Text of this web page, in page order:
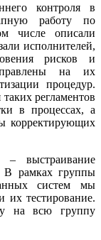
контроля в
работу по
числе описали
исполнителей,
рисков и
на их
процедур.
регламентов
в процессах, а
корректирующих
– выстраивание
В рамках группы
систем мы
их тестирование.
на всю группу